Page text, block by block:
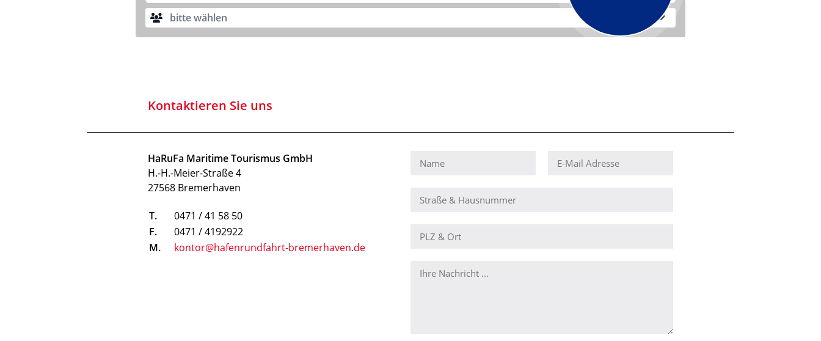
bitte wählen
Kontaktieren Sie uns
HaRuFa Maritime Tourismus GmbH
H.-H.-Meier-Straße 4
27568 Bremerhaven
T.
0471 / 41 58 50
F.
0471 / 4192922
M.
kontor@hafenrundfahrt-bremerhaven.de